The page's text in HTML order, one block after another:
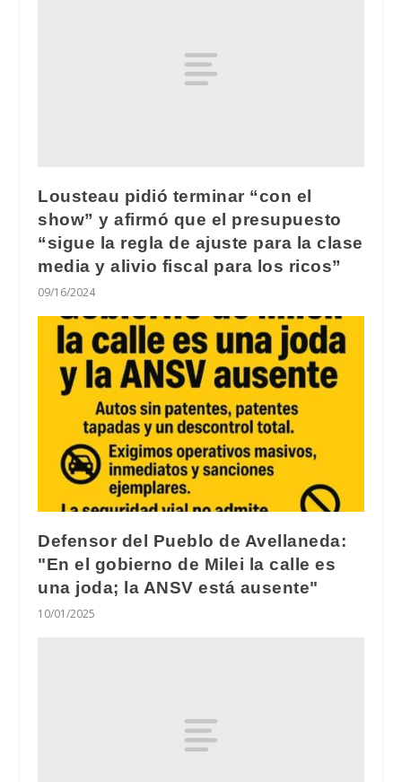
Lousteau pidió terminar “con el
show” y afirmó que el presupuesto
“sigue la regla de ajuste para la clase
media y alivio fiscal para los ricos”
09/16/2024
Defensor del Pueblo de Avellaneda:
"En el gobierno de Milei la calle es
una joda; la ANSV está ausente"
10/01/2025